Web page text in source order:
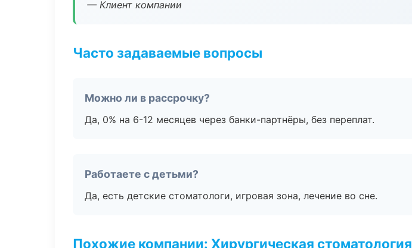
— Клиент компании
Часто задаваемые вопросы
Можно ли в рассрочку?
Да, 0% на 6-12 месяцев через банки-партнёры, без переплат.
Работаете с детьми?
Да, есть детские стоматологи, игровая зона, лечение во сне.
Похожие компании: Хирургическая стоматология